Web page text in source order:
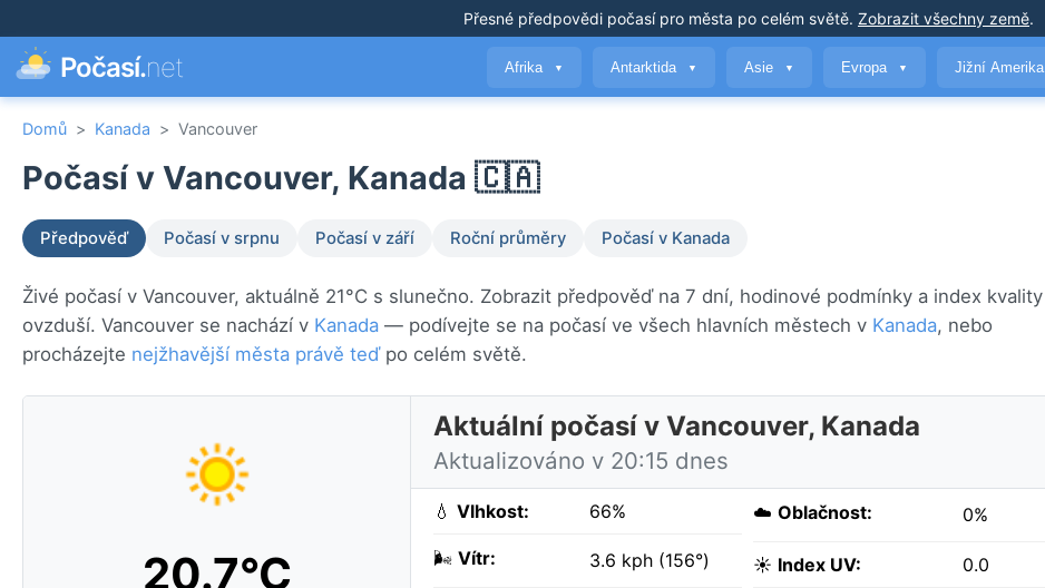
Přesné předpovědi počasípro města po celém světě. Zobrazit všechny země.
Počasí.net Afrika ▼ Antarktida ▼ Asie ▼ Evropa ▼ Jižní Amerika
Domů > Kanada > Vancouver
Počasí v Vancouver, Kanada 🇨🇦
Předpověď Počasí v srpnu Počasí v září Roční průměry Počasí v Kanada
Živé počasí v Vancouver, aktuálně 21°C s slunečno. Zobrazit předpověď na 7 dní, hodinové podmínky a index kvality
ovzduší. Vancouver se nachází v Kanada — podívejte se na počasí ve všech hlavních městech v Kanada, nebo
procházejte nejžhavější města právě teďpo celém světě.
20.7°C
Aktuální počasí v Vancouver, Kanada
Aktualizováno v 20:15 dnes
💧 Vlhkost: 66%
🌬️ Vítr: 3.6 kph (156°)
☁️ Oblačnost: 0%
☀️ Index UV: 0.0